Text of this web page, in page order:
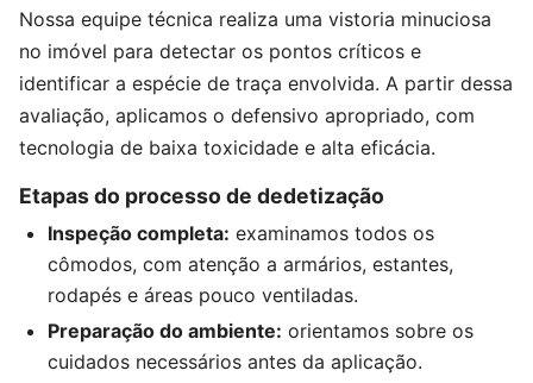
Nossa equipe técnica realiza uma vistoria minuciosa
no imóvel para detectar os pontos críticos e
identificar a espécie de traça envolvida. A partir dessa
avaliação, aplicamos o defensivo apropriado, com
tecnologia de baixa toxicidade e alta eficácia.
Etapas do processo de dedetização
Inspeção completa: examinamos todos os
cômodos, com atenção a armários, estantes,
rodapés e áreas pouco ventiladas.
Preparação do ambiente: orientamos sobre os
cuidados necessários antes da aplicação.